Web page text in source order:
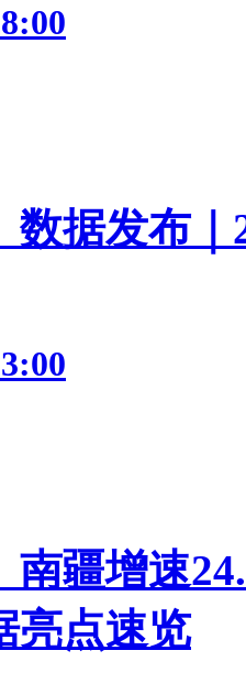
数据发布
南疆增速
亮点速览